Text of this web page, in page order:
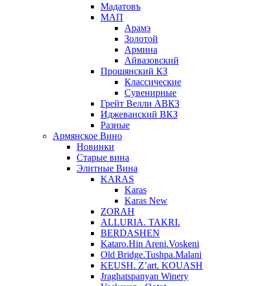
Мадатовъ
МАП
Арамэ
Золотой
Армина
Айвазовский
Прошянский КЗ
Классические
Сувенирные
Грейт Велли АВКЗ
Иджеванский ВКЗ
Разные
Армянское Вино
Новинки
Старые вина
Элитные Вина
KARAS
Karas
Karas New
ZORAH
ALLURIA. TAKRI.
BERDASHEN
Kataro.Hin Areni.Voskeni
Old Bridge.Tushpa.Malani
KEUSH. Z’art. KOUASH
Jraghatspanyan Winery